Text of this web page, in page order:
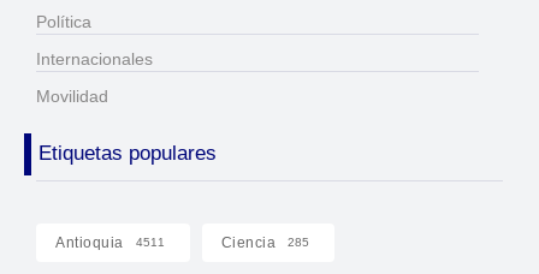
Política
Internacionales
Movilidad
Etiquetas populares
Antioquia 4511 Ciencia 285